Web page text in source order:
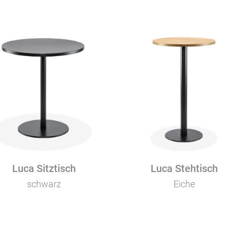
Luca Sitztisch
schwarz
Luca Stehtisch
Eiche